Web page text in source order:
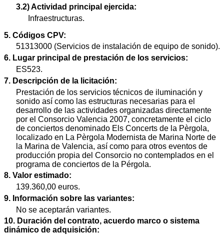
3.2) Actividad principal ejercida:
Infraestructuras.
5. Códigos CPV:
51313000 (Servicios de instalación de equipo de sonido).
6. Lugar principal de prestación de los servicios:
ES523.
7. Descripción de la licitación:
Prestación de los servicios técnicos de iluminación y
sonido así como las estructuras necesarias para el
desarrollo de las actividades organizadas directamente
por el Consorcio Valencia 2007, concretamente el ciclo
de conciertos denominado Els Concerts de la Pèrgola,
localizado en La Pèrgola Modernista de Marina Norte de
la Marina de Valencia, así como para otros eventos de
producción propia del Consorcio no contemplados en el
programa de conciertos de la Pérgola.
8. Valor estimado:
139.360,00 euros.
9. Información sobre las variantes:
No se aceptarán variantes.
10. Duración del contrato, acuerdo marco o sistema
dinámico de adquisición: